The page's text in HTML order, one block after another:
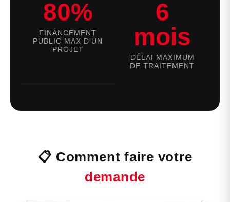
80%
FINANCEMENT
PUBLIC MAX D’UN
PROJET
6
mois
DÉLAI MAXIMUM
DE TRAITEMENT
📋 Comment faire votre
demande